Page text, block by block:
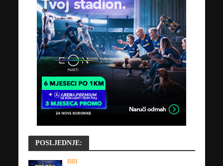
POSLJEDNJE:
BIH